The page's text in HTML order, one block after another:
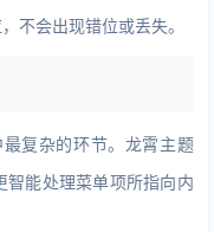
不会出现错位或丢失。
复杂的环节。龙霄主题
能处理菜单项所指向内